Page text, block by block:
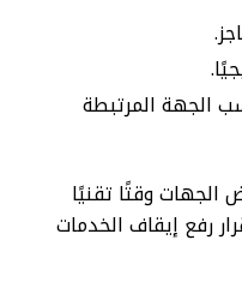
الجهة المرتبطة
وقتًا تقنيًا
رفع إيقاف الخدمات